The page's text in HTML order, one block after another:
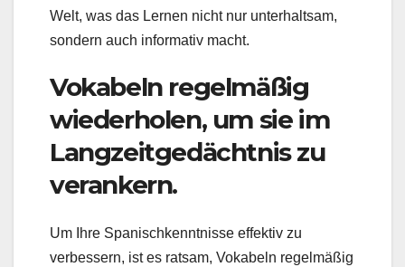
Welt, was das Lernen nicht nur unterhaltsam,
sondern auch informativ macht.
Vokabeln regelmäßig
wiederholen, um sie im
Langzeitgedächtnis zu
verankern.
Um Ihre Spanischkenntnisse effektiv zu
verbessern, ist es ratsam, Vokabeln regelmäßig